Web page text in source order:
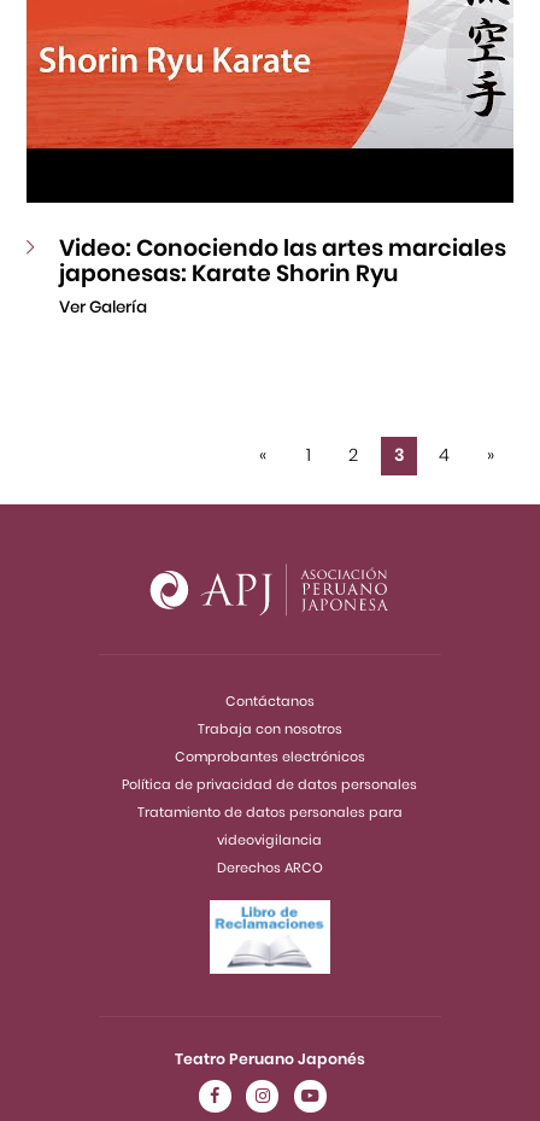
Video: Conociendo las artes marciales
japonesas: Karate Shorin Ryu
Ver Galería
« 1 2 3 4 »
Teatro Peruano Japonés
Contáctanos
Trabaja con nosotros
Comprobantes electrónicos
Política de privacidad de datos personales
Tratamiento de datos personales para
videovigilancia
Derechos ARCO